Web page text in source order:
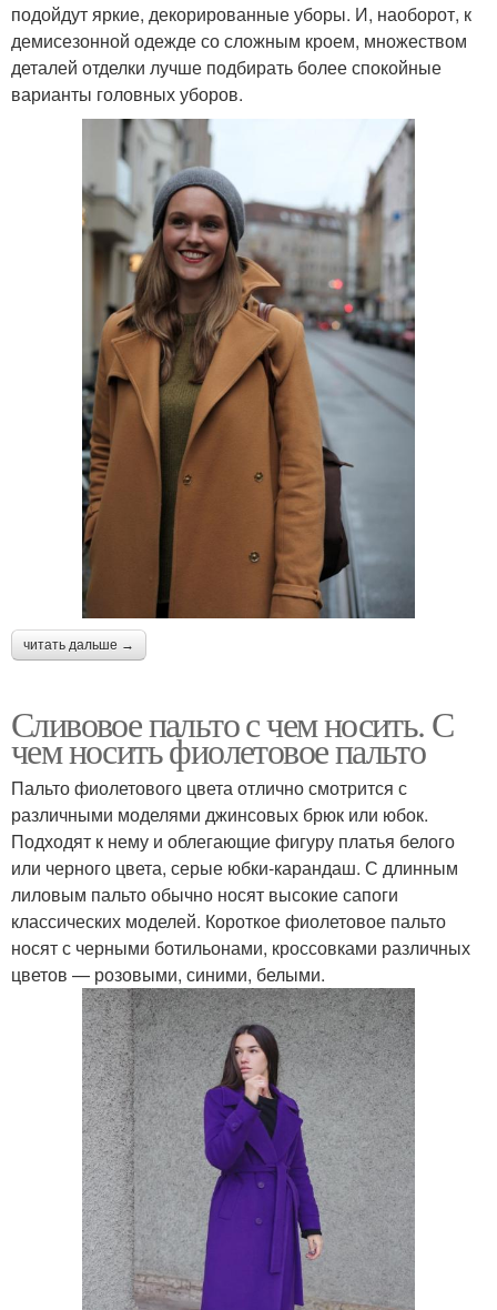
подойдут яркие, декорированные уборы. И, наоборот, к
демисезонной одежде со сложным кроем, множеством
деталей отделки лучше подбирать более спокойные
варианты головных уборов.
читать дальше →
Сливовое пальто с чем носить. С
чем носить фиолетовое пальто
Пальто фиолетового цвета отлично смотрится с
различными моделями джинсовых брюк или юбок.
Подходят к нему и облегающие фигуру платья белого
или черного цвета, серые юбки-карандаш. С длинным
лиловым пальто обычно носят высокие сапоги
классических моделей. Короткое фиолетовое пальто
носят с черными ботильонами, кроссовками различных
цветов — розовыми, синими, белыми.